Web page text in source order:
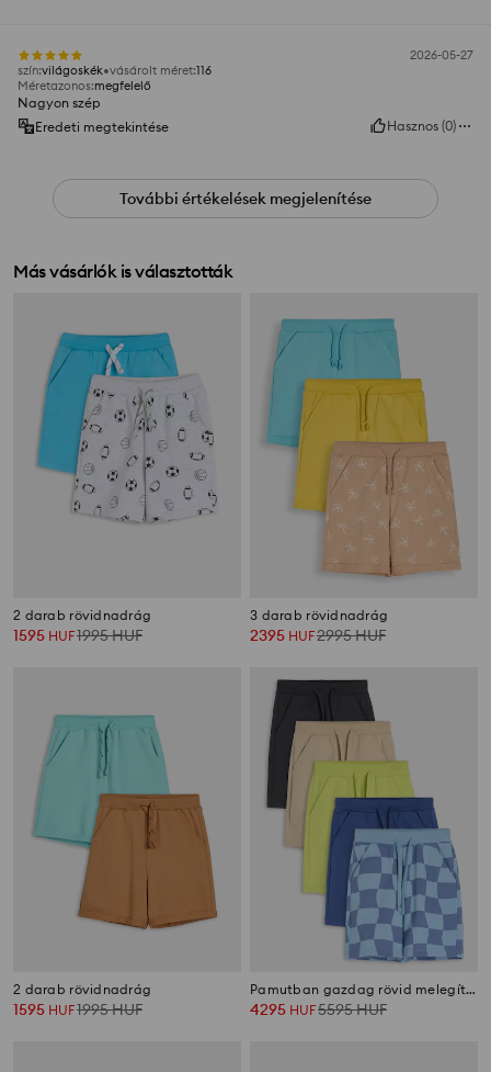
2026-05-27
szín:világoskék vásárolt méret:116
Méretazonos:megfelelő
Nagyon szép
Eredeti megtekintése
Hasznos (0)
További értékelések megjelenítése
Más vásárlók is választották
2 darab rövidnadrág
1595 HUF1995HUF
3 darab rövidnadrág
2395 HUF2995HUF
2 darab rövidnadrág
1595 HUF1995HUF
Pamutban gazdag rövid melegítőnadrág 5 pack
4295 HUF5595HUF